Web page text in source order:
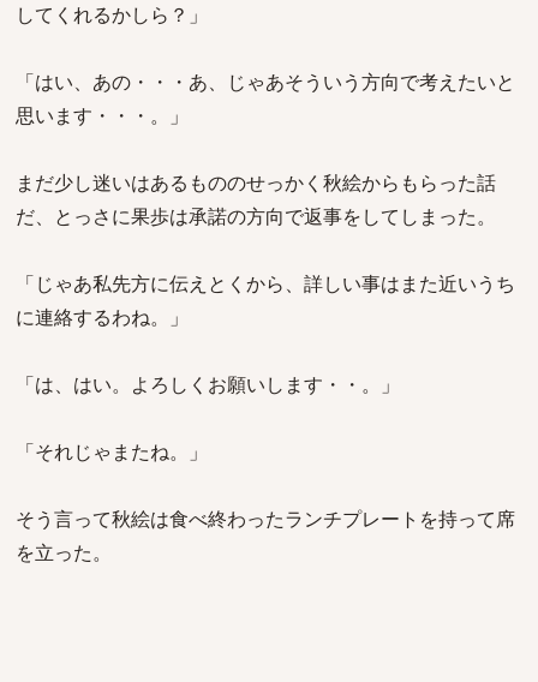
してくれるかしら？」
「はい、あの・・・あ、じゃあそういう方向で考えたいと
思います・・・。」
まだ少し迷いはあるもののせっかく秋絵からもらった話
だ、とっさに果歩は承諾の方向で返事をしてしまった。
「じゃあ私先方に伝えとくから、詳しい事はまた近いうち
に連絡するわね。」
「は、はい。よろしくお願いします・・。」
「それじゃまたね。」
そう言って秋絵は食べ終わったランチプレートを持って席
を立った。